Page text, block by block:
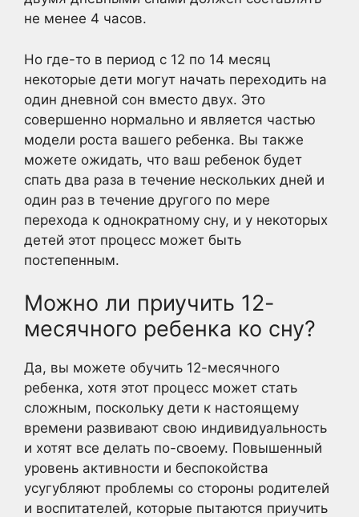
не менее 4 часов.
Но где-то в период с 12 по 14 месяц
некоторые дети могут начать переходить на
один дневной сон вместо двух. Это
совершенно нормально и является частью
модели роста вашего ребенка. Вы также
можете ожидать, что ваш ребенок будет
спать два раза в течение нескольких дней и
один раз в течение другого по мере
перехода к однократному сну, и у некоторых
детей этот процесс может быть
постепенным.
Можно ли приучить 12-
месячного ребенка ко сну?
Да, вы можете обучить 12-месячного
ребенка, хотя этот процесс может стать
сложным, поскольку дети к настоящему
времени развивают свою индивидуальность
и хотят все делать по-своему. Повышенный
уровень активности и беспокойства
усугубляют проблемы со стороны родителей
и воспитателей, которые пытаются приучить